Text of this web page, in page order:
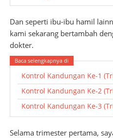
Dan seperti ibu-ibu hamil
kami sekarang bertambah
dokter.
Kontrol Kandungan Ke-1
Kontrol Kandungan Ke-2
Kontrol Kandungan Ke-3
Selama trimester pertama,